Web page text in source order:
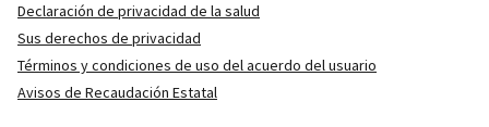
Declaración de privacidad de la salud
Sus derechos de privacidad
Términos y condiciones de uso del acuerdo del usuario
Avisos de Recaudación Estatal